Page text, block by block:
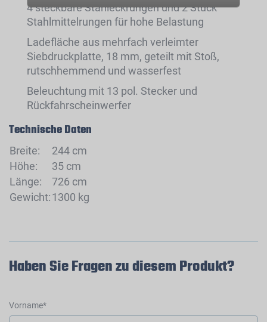
4 steckbare Stahleckrungen und 2 Stück
Stahlmittelrungen für hohe Belastung
Ladefläche aus mehrfach verleimter
Siebdruckplatte, 18 mm, geteilt mit Stoß,
rutschhemmend und wasserfest
Beleuchtung mit 13 pol. Stecker und
Rückfahrscheinwerfer
Technische Daten
Breite:
244 cm
Höhe:
35 cm
Länge:
726 cm
Gewicht:1300 kg
Haben Sie Fragen zu diesem Produkt?
Vorname*